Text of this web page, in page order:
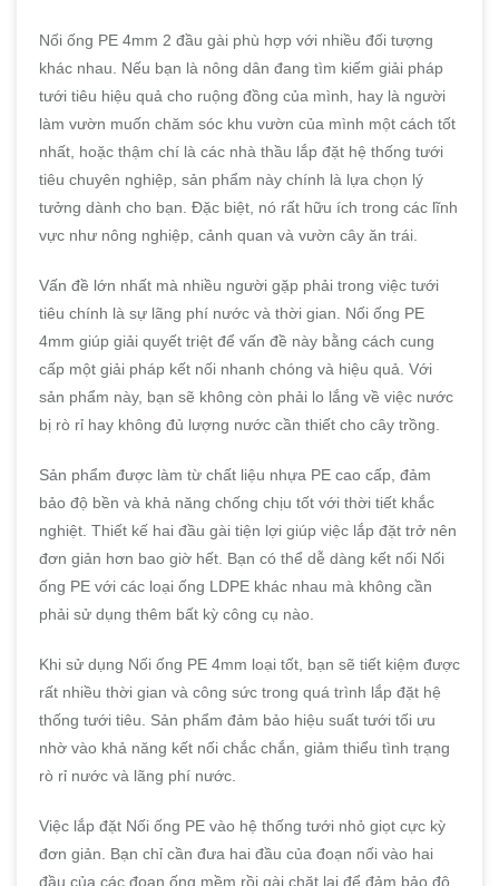
Nối ống PE 4mm 2 đầu gài phù hợp với nhiều đối tượng
khác nhau. Nếu bạn là nông dân đang tìm kiếm giải pháp
tưới tiêu hiệu quả cho ruộng đồng của mình, hay là người
làm vườn muốn chăm sóc khu vườn của mình một cách tốt
nhất, hoặc thậm chí là các nhà thầu lắp đặt hệ thống tưới
tiêu chuyên nghiệp, sản phẩm này chính là lựa chọn lý
tưởng dành cho bạn. Đặc biệt, nó rất hữu ích trong các lĩnh
vực như nông nghiệp, cảnh quan và vườn cây ăn trái.
Vấn đề lớn nhất mà nhiều người gặp phải trong việc tưới
tiêu chính là sự lãng phí nước và thời gian. Nối ống PE
4mm giúp giải quyết triệt để vấn đề này bằng cách cung
cấp một giải pháp kết nối nhanh chóng và hiệu quả. Với
sản phẩm này, bạn sẽ không còn phải lo lắng về việc nước
bị rò rỉ hay không đủ lượng nước cần thiết cho cây trồng.
Sản phẩm được làm từ chất liệu nhựa PE cao cấp, đảm
bảo độ bền và khả năng chống chịu tốt với thời tiết khắc
nghiệt. Thiết kế hai đầu gài tiện lợi giúp việc lắp đặt trở nên
đơn giản hơn bao giờ hết. Bạn có thể dễ dàng kết nối Nối
ống PE với các loại ống LDPE khác nhau mà không cần
phải sử dụng thêm bất kỳ công cụ nào.
Khi sử dụng Nối ống PE 4mm loại tốt, bạn sẽ tiết kiệm được
rất nhiều thời gian và công sức trong quá trình lắp đặt hệ
thống tưới tiêu. Sản phẩm đảm bảo hiệu suất tưới tối ưu
nhờ vào khả năng kết nối chắc chắn, giảm thiểu tình trạng
rò rỉ nước và lãng phí nước.
Việc lắp đặt Nối ống PE vào hệ thống tưới nhỏ giọt cực kỳ
đơn giản. Bạn chỉ cần đưa hai đầu của đoạn nối vào hai
đầu của các đoạn ống mềm rồi gài chặt lại để đảm bảo độ